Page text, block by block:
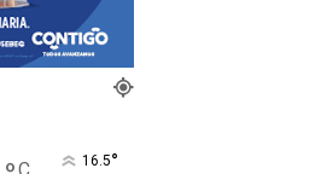
16.5°